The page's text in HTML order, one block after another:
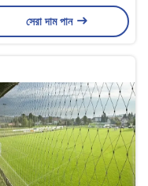
প্রকার
সেরা দাম পান